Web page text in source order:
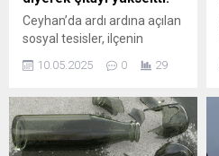
Ceyhan’da ardı ardına açılan
sosyal tesisler, ilçenin
Ceyhan’nın daha yaşanır bir
ilerlediğini ifade eden
Belediye Başkanı Kadir
Aydar; “Adana’nın Kalbi
10.05.2025 0 29